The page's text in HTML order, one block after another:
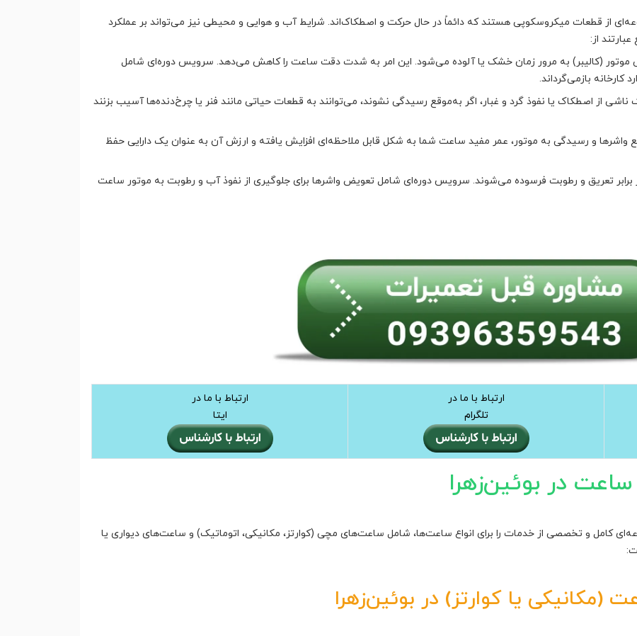
از قطعات میکروسکوپی هستند که دائماً در حال حرکت و اصطکاک‌اند. شرایط آب و هوایی و محیطی نیز می‌تواند بر عملکرد
از:
موتور (کالیبر) به مرور زمان خشک یا آلوده می‌شود. این امر به شدت دقت ساعت را کاهش می‌دهد. سرویس دوره‌ای شامل
بازمی‌گرداند.
از اصطکاک یا نفوذ گرد و غبار، اگر به‌موقع رسیدگی نشوند، می‌توانند به قطعات حیاتی مانند فنر یا چرخ‌دنده‌ها آسیب بزنند
و رسیدگی به موتور، عمر مفید ساعت شما به شکل قابل ملاحظه‌ای افزایش یافته و ارزش آن به عنوان یک دارایی حفظ
تعریق و رطوبت فرسوده می‌شوند. سرویس دوره‌ای شامل تعویض واشرها برای جلوگیری از نفوذ آب و رطوبت به موتور ساعت
ارتباط با ما در
تلگرام
ارتباط با ما در
ایتا
در بوئین‌زهرا
کامل و تخصصی از خدمات را برای انواع ساعت‌ها، شامل ساعت‌های مچی (کوارتز، مکانیکی، اتوماتیک) و ساعت‌های دیواری یا
یا کوارتز) در بوئین‌زهرا